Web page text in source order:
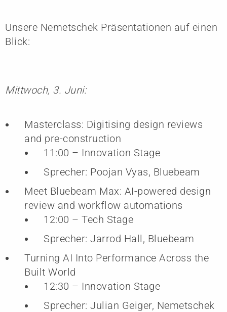
Unsere Nemetschek Präsentationen auf einen
Blick:
Mittwoch, 3. Juni:
Masterclass: Digitising design reviews
and pre-construction
11:00 – Innovation Stage
Sprecher: Poojan Vyas, Bluebeam
Meet Bluebeam Max: AI-powered design
review and workflow automations
12:00 – Tech Stage
Sprecher: Jarrod Hall, Bluebeam
Turning AI Into Performance Across the
Built World
12:30 – Innovation Stage
Sprecher: Julian Geiger, Nemetschek